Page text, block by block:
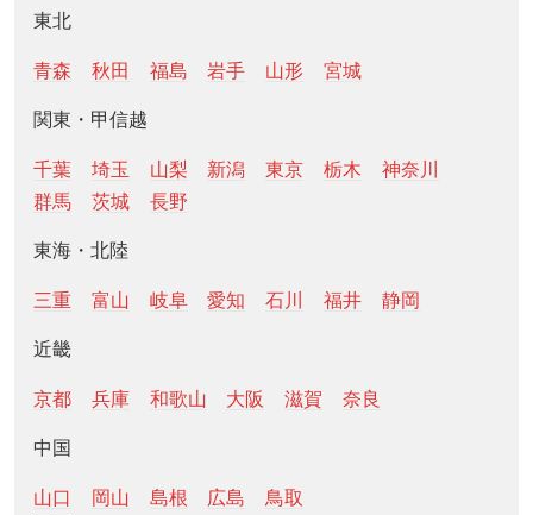
東北
青森 秋田 福島 岩手 山形 宮城
関東・甲信越
千葉 埼玉 山梨 新潟 東京 栃木
神奈川
群馬
茨城 長野
東海・北陸
三重 富山 岐阜 愛知 石川 福井 静岡
近畿
京都 兵庫 和歌山 大阪 滋賀 奈良
中国
山口 岡山 島根 広島
鳥取